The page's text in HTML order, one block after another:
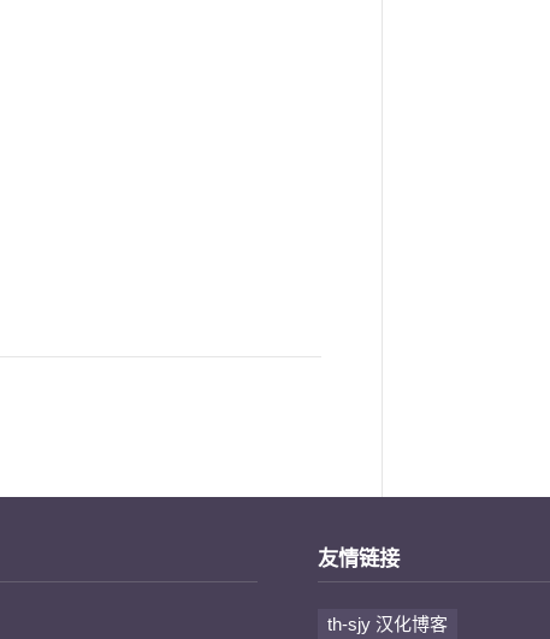
友情链接
th-sjy 汉化博客